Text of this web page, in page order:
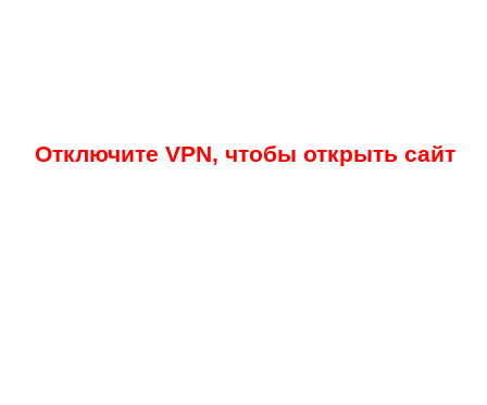
Отключите VPN, чтобы открыть сайт